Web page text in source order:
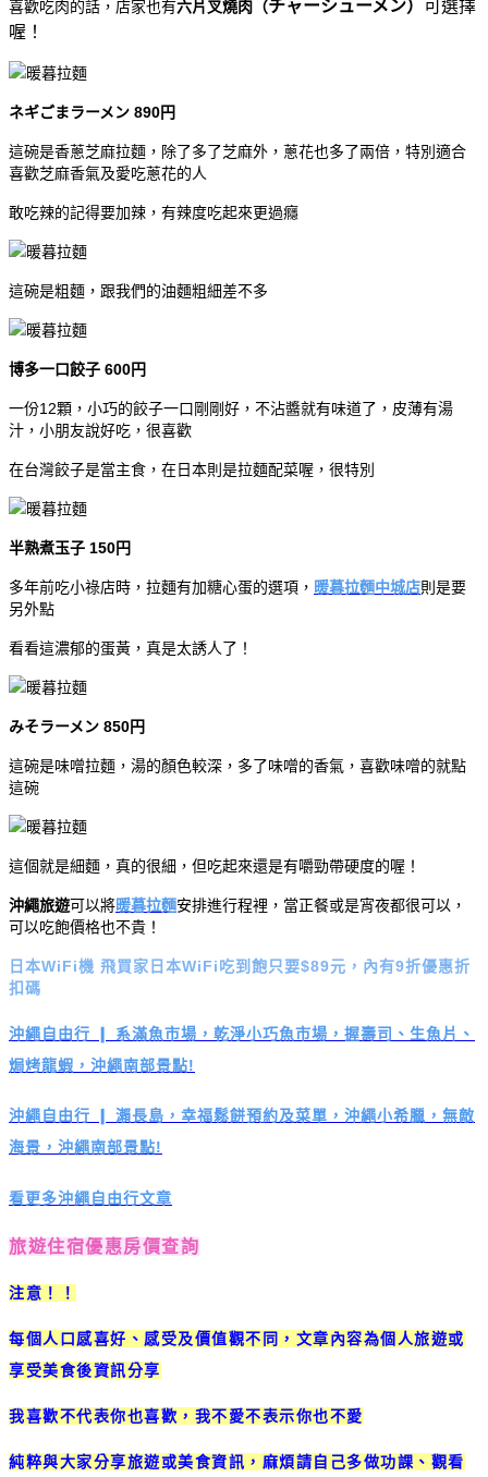
喜歡吃肉的話，店家也有六片叉燒肉（チャーシューメン）
可選擇
喔！
ネギごまラーメン 890円
這碗是香蔥芝麻拉麵，除了多了芝麻外，蔥花也多了兩倍，特別適合
喜歡芝麻香氣及愛吃蔥花的人
敢吃辣的記得要加辣，有辣度吃起來更過癮
這碗是粗麵，跟我們的油麵粗細差不多
博多一口餃子 600円
一份12顆，小巧的餃子一口剛剛好，不沾醬就有味道了，皮薄有湯
汁，小朋友說好吃，很喜歡
在台灣餃子是當主食，在日本則是拉麵配菜喔，很特別
半熟煮玉子 150円
多年前吃小祿店時，拉麵有加糖心蛋的選項， 暖暮拉麵中城店則是要
另外點
看看這濃郁的蛋黃，真是太誘人了！
みそラーメン 850円
這碗是味噌拉麵，湯的顏色較深，多了味噌的香氣，喜歡味噌的就點
這碗
這個就是細麵，真的很細，但吃起來還是有嚼勁帶硬度的喔！
沖繩旅遊可以將暖暮拉麵安排進行程裡，當正餐或是宵夜都很可以，
可以吃飽價格也不貴！
日本WiFi機 飛買家日本WiFi吃到飽只要$89元，內有9折優惠折
扣碼
沖繩自由行 ❙ 系滿魚市場，乾淨小巧魚市場，握壽司、生魚片、
焗烤龍蝦，沖繩南部景點!
沖繩自由行 ❙ 瀨長島，幸福鬆餅預約及菜單，沖繩小希臘，無敵
海景，沖繩南部景點!
看更多沖繩自由行文章
旅遊住宿優惠房價查詢
注意！！
每個人口感喜好、感受及價值觀不同，文章內容為個人旅遊或
享受美食後資訊分享
我喜歡不代表你也喜歡，我不愛不表示你也不愛
純粹與大家分享旅遊或美食資訊，麻煩請自己多做功課、觀看